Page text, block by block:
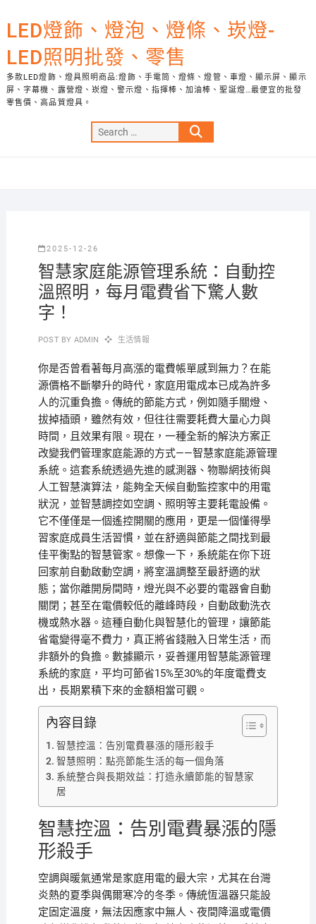
to
content
LED燈飾、燈泡、燈條、崁燈-
LED照明批發、零售
多款LED燈飾、燈具照明商品:燈飾、手電筒、燈條、燈管、車燈、顯示屏、顯示
屏、字幕機、露營燈、崁燈、警示燈、指揮棒、加油棒、聖誕燈…最便宜的批發
零售價、高品質燈具。
Search
…
2025-12-26
智慧家庭能源管理系統：自動控
溫照明，每月電費省下驚人數
字！
POST BY ADMIN 生活情報
你是否曾看著每月高漲的電費帳單感到無力？在能
源價格不斷攀升的時代，家庭用電成本已成為許多
人的沉重負擔。傳統的節能方式，例如隨手關燈、
拔掉插頭，雖然有效，但往往需要耗費大量心力與
時間，且效果有限。現在，一種全新的解決方案正
改變我們管理家庭能源的方式——智慧家庭能源管理
系統。這套系統透過先進的感測器、物聯網技術與
人工智慧演算法，能夠全天候自動監控家中的用電
狀況，並智慧調控如空調、照明等主要耗電設備。
它不僅僅是一個遙控開關的應用，更是一個懂得學
習家庭成員生活習慣，並在舒適與節能之間找到最
佳平衡點的智慧管家。想像一下，系統能在你下班
回家前自動啟動空調，將室溫調整至最舒適的狀
態；當你離開房間時，燈光與不必要的電器會自動
關閉；甚至在電價較低的離峰時段，自動啟動洗衣
機或熱水器。這種自動化與智慧化的管理，讓節能
省電變得毫不費力，真正將省錢融入日常生活，而
非額外的負擔。數據顯示，妥善運用智慧能源管理
系統的家庭，平均可節省15%至30%的年度電費支
出，長期累積下來的金額相當可觀。
內容目錄
智慧控溫：告別電費暴漲的隱形殺手
智慧照明：點亮節能生活的每一個角落
系統整合與長期效益：打造永續節能的智慧家
居
智慧控溫：告別電費暴漲的隱
形殺手
空調與暖氣通常是家庭用電的最大宗，尤其在台灣
炎熱的夏季與偶爾寒冷的冬季。傳統恆溫器只能設
定固定溫度，無法因應家中無人、夜間降溫或電價